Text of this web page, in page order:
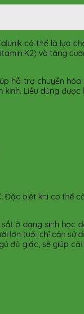
có thể là lựa
K2) và tăng
hỗ trợ chuyển
Liều dùng được
Đặc biệt khi cơ thể
ở dạng sinh học
lớn tuổi chỉ cần sử
đủ giấc, sẽ giúp